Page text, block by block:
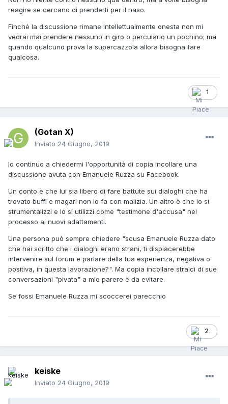
reagire se cercano di prenderti per il naso.
Finchè la discussione rimane intellettualmente onesta non mi
vedrai mai prendere nessuno in giro o percularlo un pochino; ma
quando qualcuno prova la supercazzola allora bisogna fare
qualcosa.
1
(Gotan X)
Inviato 24 Giugno, 2019
Io continuo a chiedermi l'opportunità di copia incollare una
discussione avuta con Emanuele Ruzza su Facebook.
Un conto è che lui sia libero di fare battute sui dialoghi che ha
trovato buffi e magari non lo fa con malizia. Un altro è che lo si
strumentalizzi e lo si utilizzi come "testimone d'accusa" nel
processo ai nuovi adattamenti.
Una persona può sempre chiedere "scusa Emanuele Ruzza dato
che hai scritto che i dialoghi erano strani, ti dispiacerebbe
intervenire sul forum e parlare della tua esperienza, negativa o
positiva, in questa lavorazione?". Ma copia incollare stralci di sue
conversazioni "pivata" a mio parere è da evitare.
Se fossi Emanuele Ruzza mi scoccerei parecchio
2
keiske
Inviato 24 Giugno, 2019